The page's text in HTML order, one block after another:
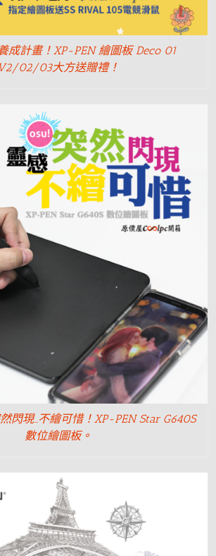
成計畫！XP-PEN 繪圖板 Deco 01
V2/02/03大方送贈禮！
閃現…不繪可惜！XP-PEN Star G640S
數位繪圖板。